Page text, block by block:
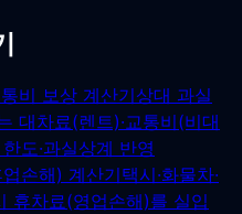
비 보상 계산기상대 과실
대차료(렌트)·교통비(비대
도·과실상계 반영
손해) 계산기택시·화물차·
휴차료(영업손해)를 실입